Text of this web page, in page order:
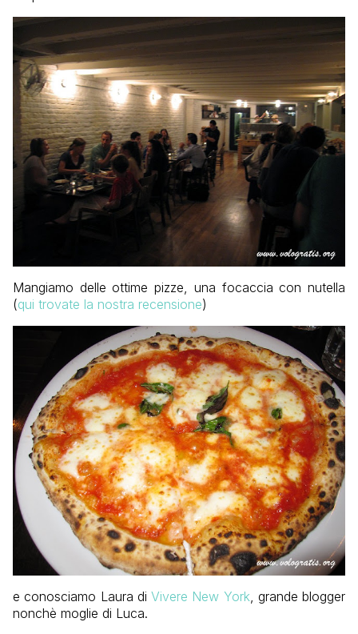
Mangiamo delle ottime pizze, una focaccia con nutella
(qui trovate la nostra recensione)
e conosciamo Laura di Vivere New York, grande blogger
nonchè moglie di Luca.